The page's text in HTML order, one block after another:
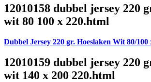
12010158 dubbel jersey 220
wit 80 100 x 220.html
Dubbel Jersey 220 gr. Hoeslaken Wit 80/100
12010159 dubbel jersey 220
wit 140 x 200 220.html